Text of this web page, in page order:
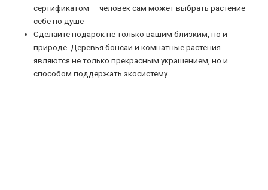
сертификатом — человек сам может выбрать растение
себе по душе
Сделайте подарок не только вашим близким, но и
природе. Деревья бонсай и комнатные растения
являются не только прекрасным украшением, но и
способом поддержать экосистему